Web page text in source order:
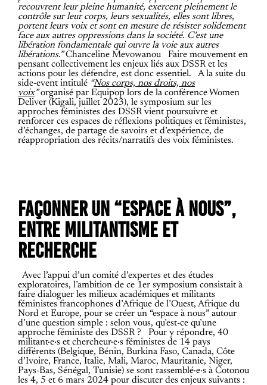
recouvrent leur pleine humanité, exercent pleinement le
contrôle sur leur corps, leurs sexualités, elles sont libres,
portent leurs voix et sont en mesure de résister solidement
face aux autres oppressions dans la société. C’est une
libération fondamentale qui ouvre la voie aux autres
libérations.”Chanceline Mevowanou
Faire mouvement en
pensant collectivement les enjeux liés aux DSSR et les
actions pour les défendre, est donc essentiel.
A la suite du
side-event intitulé “Nos corps, nos droits, nos
voix”organisé par Equipop lors de la conférence Women
Deliver (Kigali, juillet 2023), le symposium sur les
approches féministes des DSSR vient poursuivre et
renforcer ces espaces de réflexions politiques et féministes,
d’échanges, de partage de savoirs et d’expérience, de
réappropriation des récits/narratifs des voix féministes.
FAÇONNER UN “ESPACE À NOUS”,
ENTRE MILITANTISME ET
RECHERCHE
Avec l’appui d’un comité d’expertes et des études
exploratoires, l’ambition de ce 1er symposium consistait à
faire dialoguer les milieux académiques et militants
féministes francophones d’Afrique de l’Ouest, Afrique du
Nord et Europe, pour se créer un “espace à nous” autour
d’une question simple : selon vous, qu’est-ce qu’une
approche féministe des DSSR ?
Pour y répondre, 40
militant·e·s et chercheur·e·s féministes de 14 pays
différents (Belgique, Bénin, Burkina Faso, Canada, Côte
d’Ivoire, France, Italie, Mali, Maroc, Mauritanie, Niger,
Pays-Bas, Sénégal, Tunisie) se sont rassemblé·e·s à Cotonou
les 4, 5 et 6 mars 2024 pour discuter des enjeux suivants :